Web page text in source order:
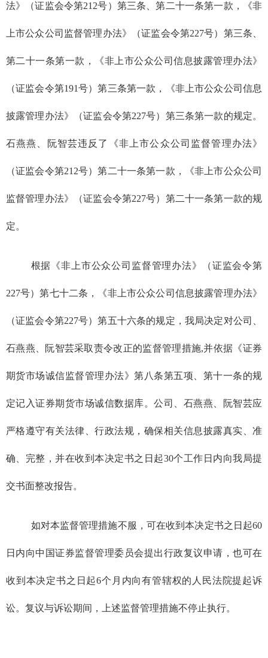
法》 （证监会令第212号） 第三条、第二十一条第一款 ， 《非
上市公众公司监督管理办法》 （证监会令第227号） 第三条、
第二十一条第一款 ， 《非上市公众公司信息披露管理办法》
（证监会令第191号）第三条第一款 ， 《非上市公众公司信息
披露管理办法》 （证监会令第227号） 第三条第一款的规定。
石燕燕、阮智芸违反了《非上市公众公司监督管理办法》
（证监会令第212号）第二十一条第一款 ， 《非上市公众公司
监督管理办法》 （证监会令第227号） 第二十一条第一款的规
定。
根据《非上市公众公司监督管理办法》 （证监会令第
227号）第七十二条 ， 《非上市公众公司信息披露管理办法》
（证监会令第227号）第五十六条的规定，我局决定对公司、
石燕燕、阮智芸采取责令改正的监督管理措施,并依据《证券
期货市场诚信监督管理办法》第八条第五项、第十一条的规
定记入证券期货市场诚信数据库。公司 、石燕燕、阮智芸应
严格遵守有关法律、行政法规，确保相关信息披露真实、准
确、完整，并在收到本决定书之日起30个工作日内向我局提
交书面整改报告。
如对本监督管理措施不服，可在收到本决定书之日起60
日内向中国证券监督管理委员会提出行政复议申请，也可在
收到本决定书之日起6个月内向有管辖权的人民法院提起诉
讼。复议与诉讼期间，上述监督管理措施不停止执行。